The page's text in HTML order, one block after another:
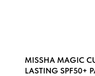
MISSHA MAGIC
LASTING SPF50+